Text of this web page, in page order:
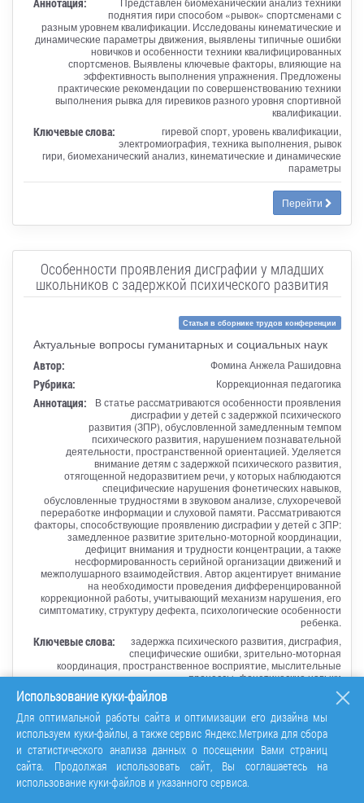
поднятия гири способом «рывок» спортсменами с
разным уровнем квалификации. Исследованы кинематические и
динамические параметры движения, выявлены типичные ошибки
новичков и особенности техники квалифицированных
спортсменов. Выявлены ключевые факторы, влияющие на
эффективность выполнения упражнения. Предложены
практические рекомендации по совершенствованию техники
выполнения рывка для гиревиков разного уровня спортивной
квалификации.
Ключевые слова:
гиревой спорт, уровень квалификации,
электромиография, техника выполнения, рывок
гири, биомеханический анализ, кинематические и динамические
параметры
Перейти
Особенности проявления дисграфии у младших
школьников с задержкой психического развития
Статья в сборнике трудов конференции
Актуальные вопросы гуманитарных и социальных наук
Автор: Фомина Анжела Рашидовна
Рубрика: Коррекционная педагогика
Аннотация:
В статье рассматриваются особенности проявления
дисграфии у детей с задержкой психического
развития (ЗПР), обусловленной замедленным темпом
психического развития, нарушением познавательной
деятельности, пространственной ориентацией. Уделяется
внимание детям с задержкой психического развития,
отягощенной недоразвитием речи, у которых наблюдаются
специфические нарушения фонетических навыков,
обусловленные трудностями в звуковом анализе, слухоречевой
переработке информации и слуховой памяти. Рассматриваются
факторы, способствующие проявлению дисграфии у детей с ЗПР:
замедленное развитие зрительно-моторной координации,
дефицит внимания и трудности концентрации, а также
несформированность серийной организации движений и
межполушарного взаимодействия. Автор акцентирует внимание
на необходимости проведения дифференцированной
коррекционной работы, учитывающий механизм нарушения, его
симптоматику, структуру дефекта, психологические особенности
ребенка.
Ключевые слова:
задержка психического развития, дисграфия,
специфические ошибки, зрительно-моторная
координация, пространственное восприятие, мыслительные
процессы, фонетические навыки
Перейти
Использование куки-файлов
Для оптимальной работы сайта и оптимизации его дизайна мы
используем куки-файлы, а также сервис Яндекс.Метрика для сбора
и статистического анализа данных о посещении Вами страниц
сайта. Продолжая использовать сайт, Вы соглашаетесь на
использование куки-файлов и указанного сервиса.